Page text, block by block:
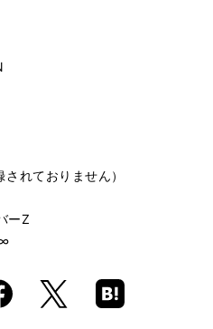
れておりません）
ーZ
X
Hatena
Boo